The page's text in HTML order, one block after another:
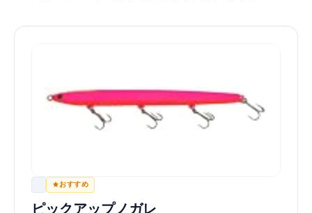
おすすめ
ピックアップ(Pick Up) ノガレ120F